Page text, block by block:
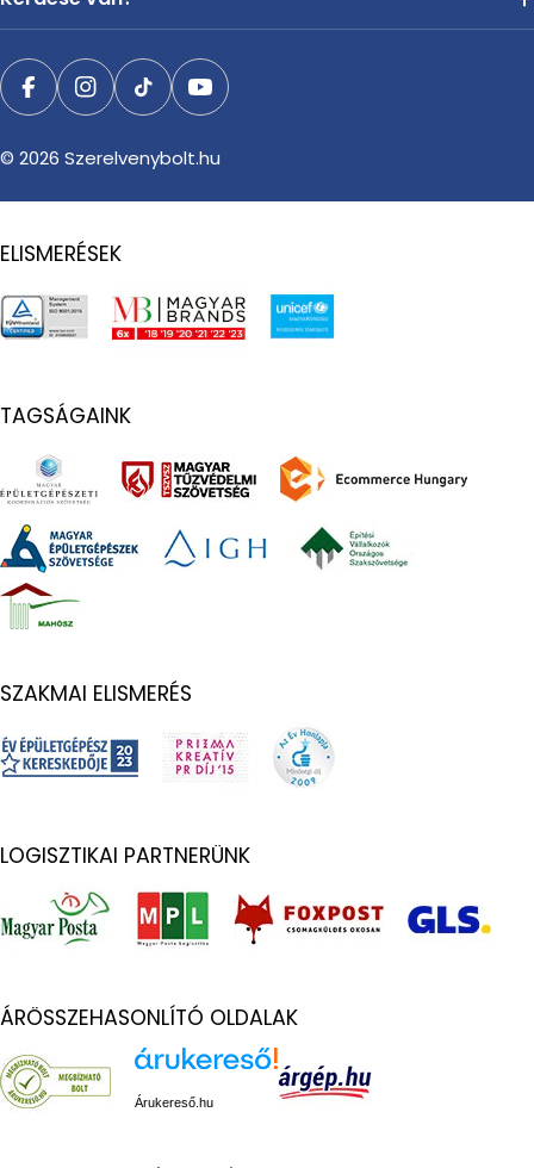
FacebookInstagram
TikTokYouTube
© 2026 Szerelvenybolt.hu
ELISMERÉSEK
TAGSÁGAINK
SZAKMAI ELISMERÉS
LOGISZTIKAI PARTNERÜNK
ÁRÖSSZEHASONLÍTÓ OLDALAK
Árukereső.hu